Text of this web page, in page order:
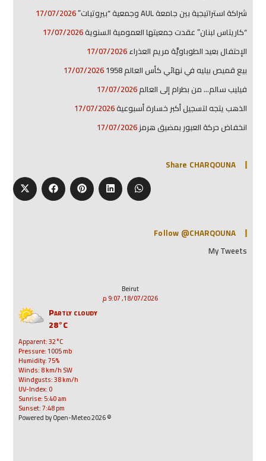
شراكة استراتيجية بين جامعة AUL وجمعية “بيروتيات”
17/07/2026
“كاريتاس لبنان” عقدت جمعيتها العمومية السنوية17/07/2026
الإحتفال بعيد الطوباويَّة مريم العذراء17/07/2026
بيع قميص بيليه في نهائي كأس العالم 1958
17/07/2026
فيليب سالم… من بطرام إلى العالم17/07/2026
الذهب يتجه لتسجيل أكبر خسارة أسبوعية17/07/2026
انخفاض حركة العبور بمضيق هرمز17/07/2026
Share CHARQOUNA
Follow @CHARQOUNA
My Tweets
Beirut
18/07/2026, 9:07 م
Partly cloudy
28°C
Apparent: 32°C
Pressure: 1005 mb
Humidity: 75%
Winds: 8 km/h SW
Windgusts: 38 km/h
UV-Index: 0
Sunrise: 5:40 am
Sunset: 7:48 pm
© 2026 Powered by Open-Meteo